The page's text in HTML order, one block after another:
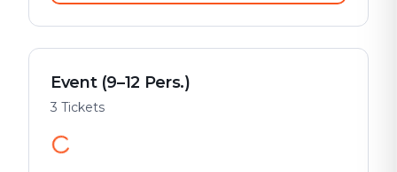
Event (9–12 Pers.)
3 Tickets